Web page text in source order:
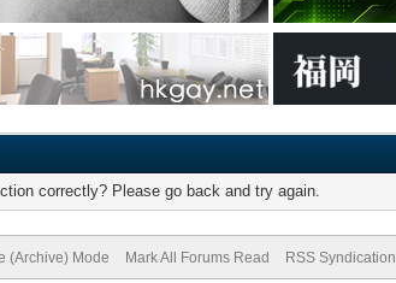
correctly? Please go back and try again.
(Archive) Mode Mark All Forums Read RSS Syndication